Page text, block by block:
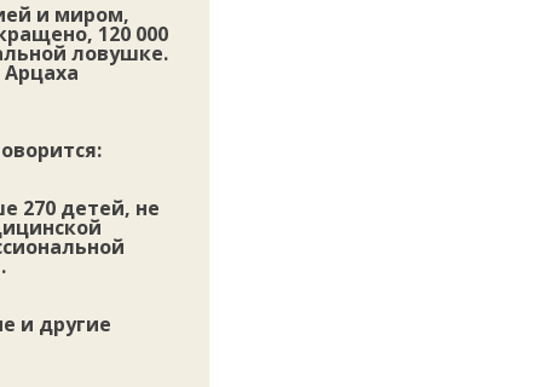
и миром,
120 000
ловушке.
270 детей, не
и другие